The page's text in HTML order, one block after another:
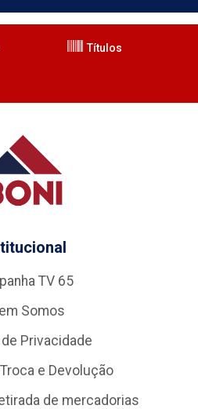
Títulos
TV 65
Somos
Privacidade
e Devolução
de mercadorias